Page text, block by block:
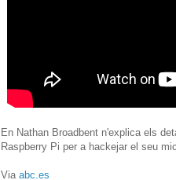
En Nathan Broadbent n'explica els
Raspberry Pi per a hackejar el seu
Via abc.es